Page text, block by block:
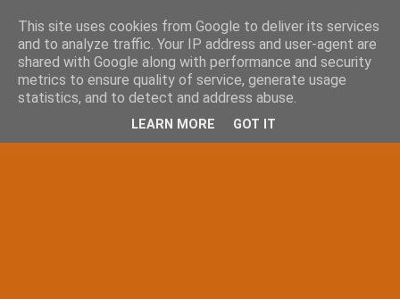
This site uses cookies from Google to deliver its services
and to analyze traffic. Your IP address and user-agent are
shared with Google along with performance and security
metrics to ensure quality of service, generate usage
statistics, and to detect and address abuse.
LEARN MORE GOT IT